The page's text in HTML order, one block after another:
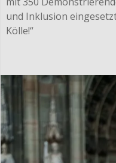
und Inklusion
Kölle!“